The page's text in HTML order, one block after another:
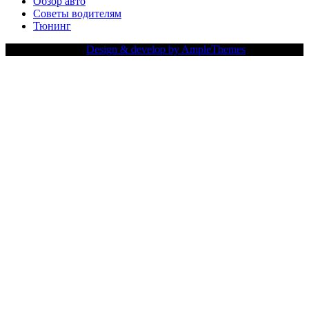
Советы водителям
Тюнинг
Design & develop by AmpleThemes